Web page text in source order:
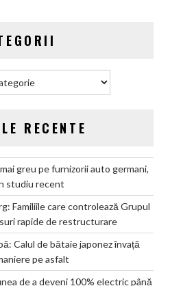
RECENTE
greu pe furnizorii auto germani,
studiu recent
Familiile care controlează Grupul
rapide de restructurare
Calul de bătaie japonez învață
pe asfalt
de a deveni 100% electric până